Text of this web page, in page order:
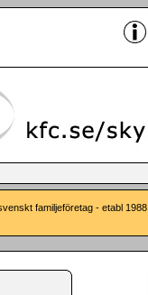
familjeföretag - etabl 1988.